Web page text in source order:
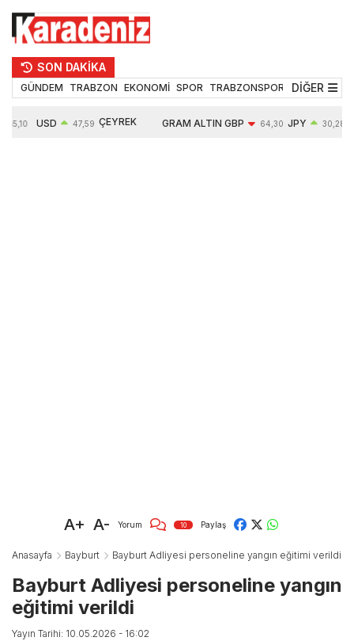
SON DAKİKA
GÜNDEM TRABZON EKONOMİ SPOR TRABZONSPOR TEKNOLOJİ
DİĞER
55,10 USD 47,59 ÇEYREK GRAM ALTIN GBP 64,30 JPY 30,28
A+ A- Yorum 10 Paylaş
Anasayfa Bayburt Bayburt Adliyesi personeline yangın eğitimi verildi
Bayburt Adliyesi personeline yangın
eğitimi verildi
Yayın Tarihi: 10.05.2026 - 16:02